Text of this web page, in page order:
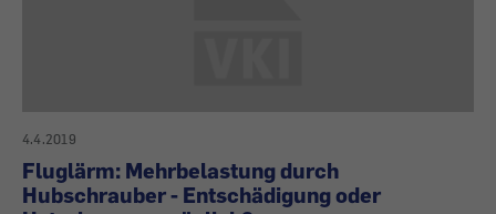
4.4.2019
Fluglärm: Mehrbelastung durch
Hubschrauber - Entschädigung oder